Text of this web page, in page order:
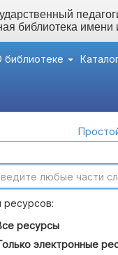
библиотека
библиотеке
ресурсов:
ресурсы
электронные